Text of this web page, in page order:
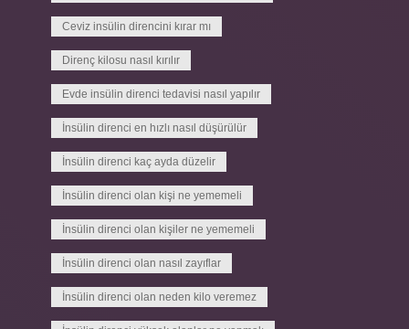
Ceviz insülin direncini kırar mı
Direnç kilosu nasıl kırılır
Evde insülin direnci tedavisi nasıl yapılır
İnsülin direnci en hızlı nasıl düşürülür
İnsülin direnci kaç ayda düzelir
İnsülin direnci olan kişi ne yememeli
İnsülin direnci olan kişiler ne yememeli
İnsülin direnci olan nasıl zayıflar
İnsülin direnci olan neden kilo veremez